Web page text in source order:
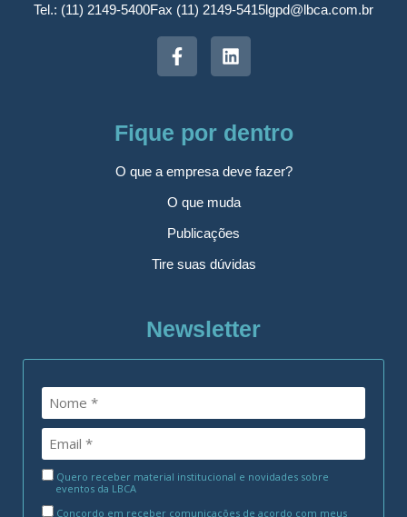
Tel.: (11) 2149-5400Fax (11) 2149-5415lgpd@lbca.com.br
Fique por dentro
O que a empresa deve fazer?
O que muda
Publicações
Tire suas dúvidas
Newsletter
Quero receber material institucional e novidades sobre
eventos da LBCA
Concordo em receber comunicações de acordo com meus